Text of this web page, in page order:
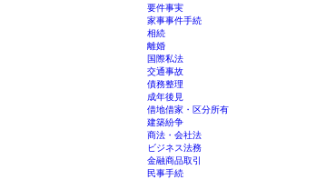
要件事実
家事事件手続
相続
離婚
国際私法
交通事故
債務整理
成年後見
借地借家・区分所有
建築紛争
商法・会社法
ビジネス法務
金融商品取引
民事手続